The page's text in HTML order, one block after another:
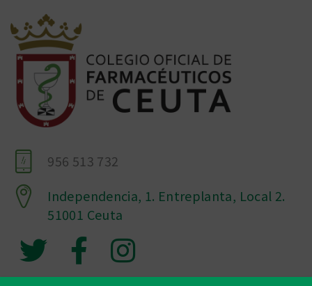
956 513 732
Independencia, 1. Entreplanta, Local 2.
51001 Ceuta